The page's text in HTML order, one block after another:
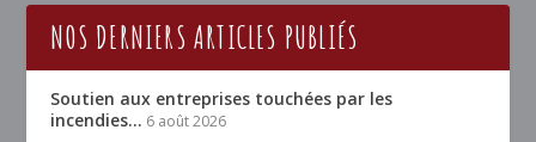
NOS DERNIERS ARTICLES PUBLIÉS
Soutien aux entreprises touchées par les
incendies… 6 août 2026